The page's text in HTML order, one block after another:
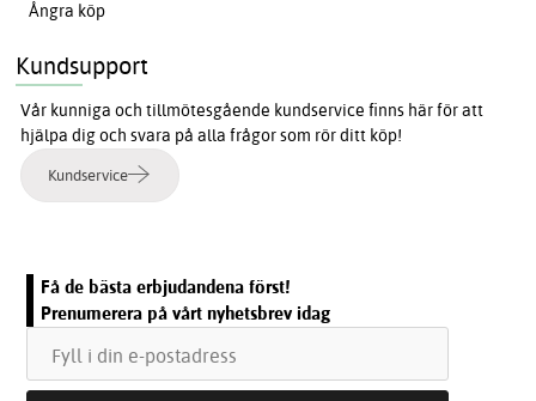
Ångra köp
Kundsupport
Vår kunniga och tillmötesgående kundservice finns här för att
hjälpa dig och svara på alla frågor som rör ditt köp!
Kundservice
Få de bästa erbjudandena först!
Prenumerera på vårt nyhetsbrev idag